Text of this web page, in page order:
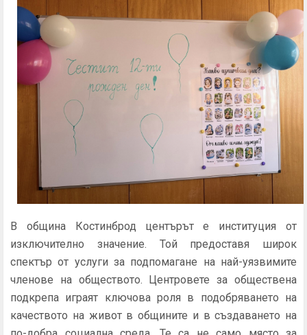
В община Костинброд центърът е институция от
изключително значение. Той предоставя широк
спектър от услуги за подпомагане на най-уязвимите
членове на обществото. Центровете за обществена
подкрепа играят ключова роля в подобряването на
качеството на живот в общините и в създаването на